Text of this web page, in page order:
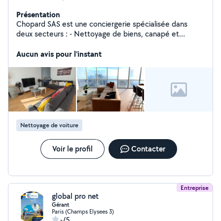
Présentation
Chopard SAS est une conciergerie spécialisée dans
deux secteurs : - Nettoyage de biens, canapé et
locations de courte durée en France En faisant appel à
s'occupe de tous les aspects du nettoyage et de la
location saisonnière. Nous gérons la publication et la
promotion de votre bien sur toutes les plateformes de
réservation de renommées. Nous nous chargeons
également des réservations, des check-ins et check-
outs, ainsi que du ménage professionnel entre chaque
séjour.
Aucun avis pour l'instant
Nettoyage de voiture
Voir le profil Contacter
Entreprise
global pro net
Gérant
Paris (Champs Elysees 3)